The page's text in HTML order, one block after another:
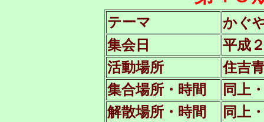
テーマ かぐ
集会日
平成
活動場所
住吉
集合場所・時間
同上
解散場所・時間
同上